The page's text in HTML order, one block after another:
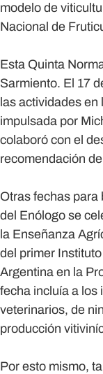
modelo de
Nacional de
Esta Quinta
Sarmiento. El 17
las actividades
impulsada por
colaboró con el
recomendación
Otras fechas para
del Enólogo se
la Enseñanza
del primer
Argentina en la
fecha incluía a los
veterinarios, de
producción
Por esto mismo,